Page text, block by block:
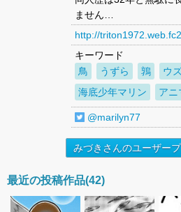
ません…
http://
キーワード
鳥
うずら 鶉 ウ
海底少年マリン
アニ
@marilyn77
みづきさんのユーザー
最近の投稿作品(42)